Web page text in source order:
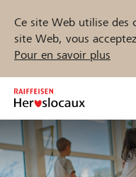
Ce site Web utilise des
site Web, vous
Pour en savoir plus
Inhalt
springen